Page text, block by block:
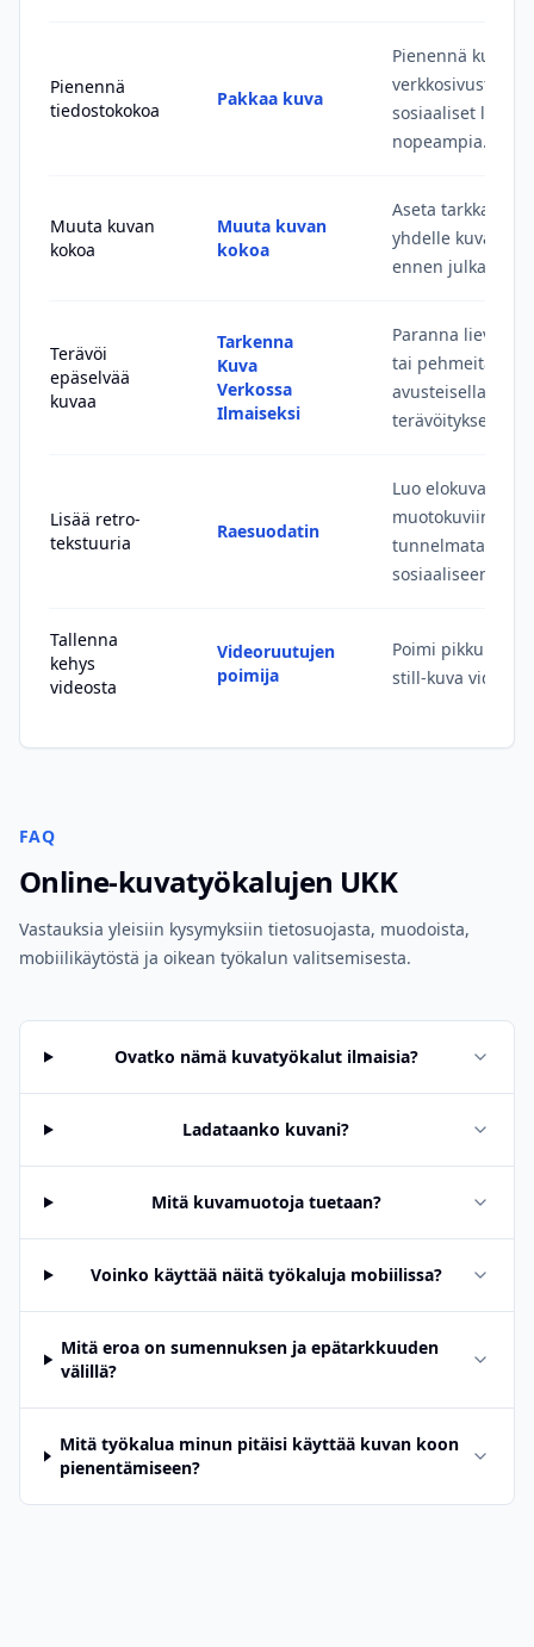
Pienennä
tiedostokokoa
Pakkaa kuva
Pienennä
verkkosivustot,
sosiaaliset
nopeampia.
Muuta kuvan
kokoa
Muuta kuvan
kokoa
Aseta tarkka
yhdelle kuvalle
ennen julkaisua.
Terävöi
epäselvää
kuvaa
Tarkenna
Kuva
Verkossa
Ilmaiseksi
Paranna lievää
tai pehmeitä
avusteisella
terävöityksellä.
Lisää retro-
tekstuuria
Raesuodatin
Luo
muotokuviin,
sosiaaliseen
Tallenna
kehys
videosta
Videoruutujen
poimija
Poimi pikkukuva,
still-kuva
FAQ
Online-kuvatyökalujen UKK
Vastauksia yleisiin kysymyksiin tietosuojasta, muodoista,
mobiilikäytöstä ja oikean työkalun valitsemisesta.
Ovatko nämä kuvatyökalut ilmaisia?
Ladataanko kuvani?
Mitä kuvamuotoja tuetaan?
Voinko käyttää näitä työkaluja mobiilissa?
Mitä eroa on sumennuksen ja epätarkkuuden
välillä?
Mitä työkalua minun pitäisi käyttää kuvan koon
pienentämiseen?